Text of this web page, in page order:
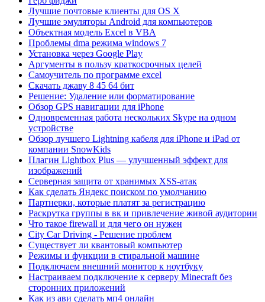
Лучшие почтовые клиенты для OS X
Лучшие эмуляторы Android для компьютеров
Объектная модель Excel в VBA
Проблемы dma режима windows 7
Установка через Google Play
Аргументы в пользу краткосрочных целей
Самоучитель по программе excel
Скачать джаву 8 45 64 бит
Решение: Удаление или форматирование
Обзор GPS навигации для iPhone
Одновременная работа нескольких Skype на одном
устройстве
Обзор лучшего Lightning кабеля для iPhone и iPad от
компании SnowKids
Плагин Lightbox Plus — улучшенный эффект для
изображений
Серверная защита от хранимых XSS-атак
Как сделать Яндекс поиском по умолчанию
Партнерки, которые платят за регистрацию
Раскрутка группы в вк и привлечение живой аудитории
Что такое firewall и для чего он нужен
City Car Driving - Решение проблем
Существует ли квантовый компьютер
Режимы и функции в стиральной машине
Подключаем внешний монитор к ноутбуку
Настраиваем подключение к серверу Minecraft без
сторонних приложений
Как из ави сделать мп4 онлайн